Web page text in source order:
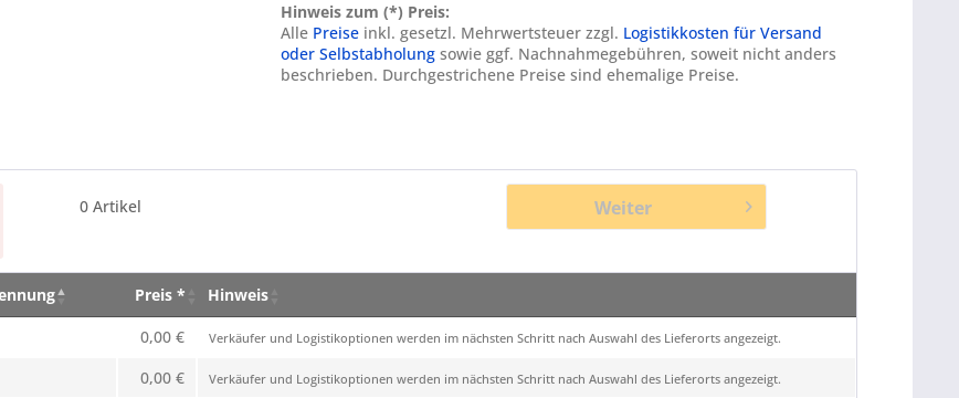
Hinweis zum (*) Preis:
Alle Preiseinkl. gesetzl. Mehrwertsteuer zzgl. Logistikkosten für Versand
oder Selbstabholungsowie ggf. Nachnahmegebühren, soweit nicht anders
beschrieben. Durchgestrichene Preise sind ehemalige Preise.
0 Artikel Weiter
Preis *
Hinweis
Preis *
0,00 € Verkäufer und Logistikoptionen werden im nächsten Schritt nach Auswahl des Lieferorts angezeigt.
0,00 € Verkäufer und Logistikoptionen werden im nächsten Schritt nach Auswahl des Lieferorts angezeigt.